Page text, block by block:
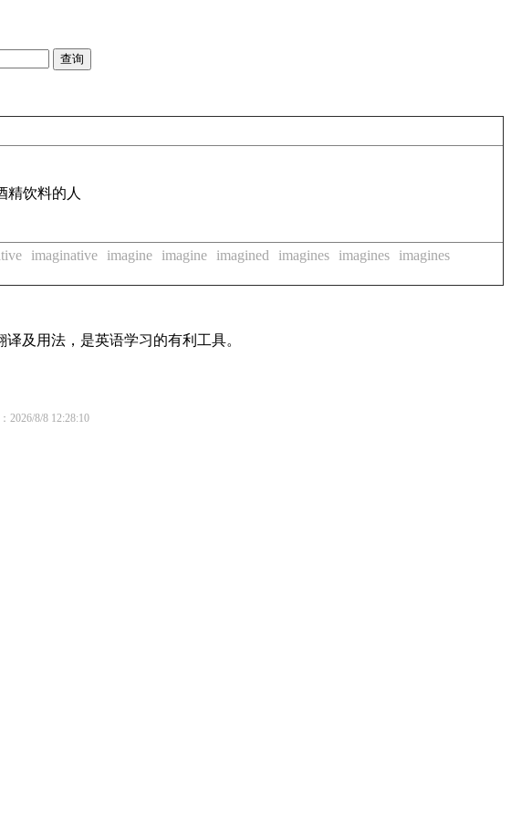
精饮料的人
imaginative imagine imagine imagined imagines imagines
imagines
及用法，是英语学习的有利工具。
2026/8/8 12:28:10